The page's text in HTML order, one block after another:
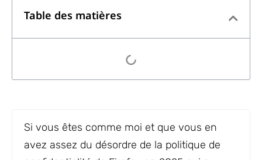
Table des matières
Si vous êtes comme moi et que vous en
avez assez du désordre de la politique de